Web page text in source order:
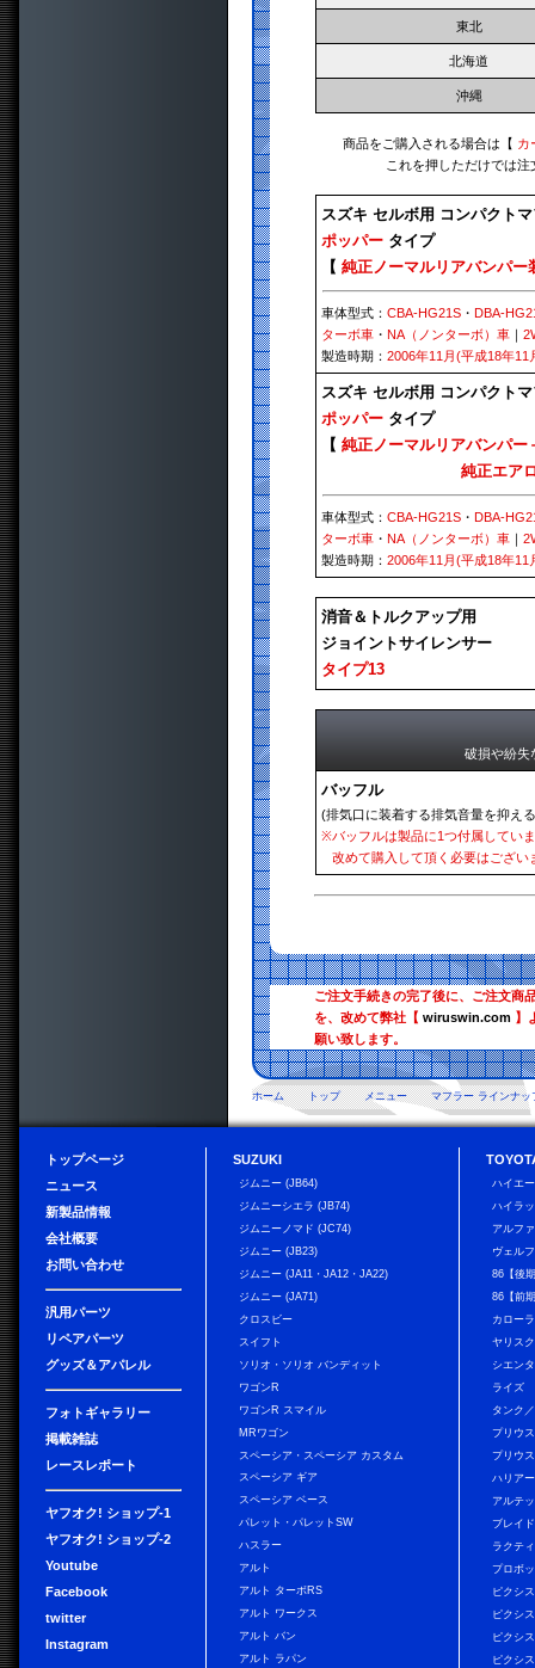
東北
北海道
沖縄
商品をご購入される場合は【 カ
これを押しただけでは
スズキ セルボ用 コンパクト
ポッパー タイプ
【純正ノーマルリアバンパー
車体型式：CBA-HG21S ・DBA-
ターボ車 ・NA（ノンターボ）車 ｜
製造時期：2006年11月(平成18年11
スズキ セルボ用 コンパクト
ポッパー タイプ
【純正ノーマルリアバンパー
純正エアロ装
車体型式：CBA-HG21S ・DBA-
ターボ車 ・NA（ノンターボ）車 ｜
製造時期：2006年11月(平成18年11
消音＆トルクアップ用
ジョイントサイレンサー
タイプ13
破損や紛失
バッフル
(排気口に装着する排気音量を抑え
※バッフルは製品に1つ付属してい
改めて購入して頂く必要はござい
ご注文手続きの完了後に、ご注文商
を、改めて弊社【wiruswin.com 】
願い致します。
ホーム トップ メニュー マフラー ラインナッ
トップページ
ニュース
新製品情報
会社概要
お問い合わせ
汎用パーツ
リペアパーツ
グッズ＆アパレル
フォトギャラリー
掲載雑誌
レースレポート
ヤフオク! ショップ-1
ヤフオク! ショップ-2
Youtube
Facebook
twitter
Instagram
SUZUKI
ジムニー (JB64)
ジムニーシエラ (JB74)
ジムニーノマド (JC74)
ジムニー (JB23)
ジムニー (JA11・JA12・JA22)
ジムニー (JA71)
クロスビー
スイフト
ソリオ・ソリオ バンディット
ワゴンR
ワゴンR スマイル
MRワゴン
スペーシア・スペーシア カスタム
スペーシア ギア
スペーシア ベース
パレット・パレットSW
ハスラー
アルト
アルト ターボRS
アルト ワークス
アルト バン
アルト ラパン
ハイエ
ハイラ
アルフ
ヴェル
86【後
86【前
カロー
ヤリス
シエンタ
ライズ
タンク
プリウス
プリウ
ハリアー
アルテ
ブレイド
ラクテ
プロボ
ピクシ
ピクシ
ピクシ
ピクシ